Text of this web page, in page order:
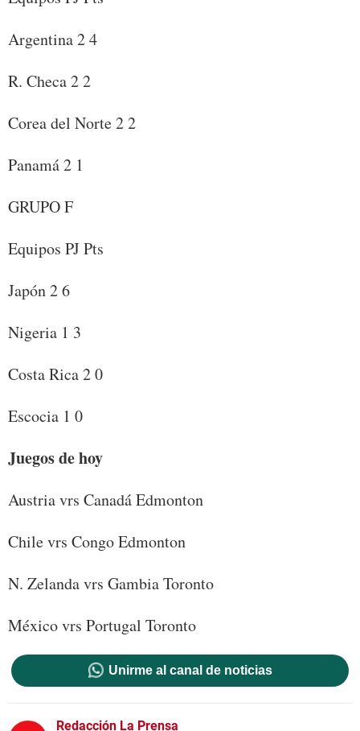
Argentina 2 4
R. Checa 2 2
Corea del Norte 2 2
Panamá 2 1
GRUPO F
Equipos PJ Pts
Japón 2 6
Nigeria 1 3
Costa Rica 2 0
Escocia 1 0
Juegos de hoy
Austria vrs Canadá Edmonton
Chile vrs Congo Edmonton
N. Zelanda vrs Gambia Toronto
México vrs Portugal Toronto
Unirme al canal de noticias
Redacción La Prensa